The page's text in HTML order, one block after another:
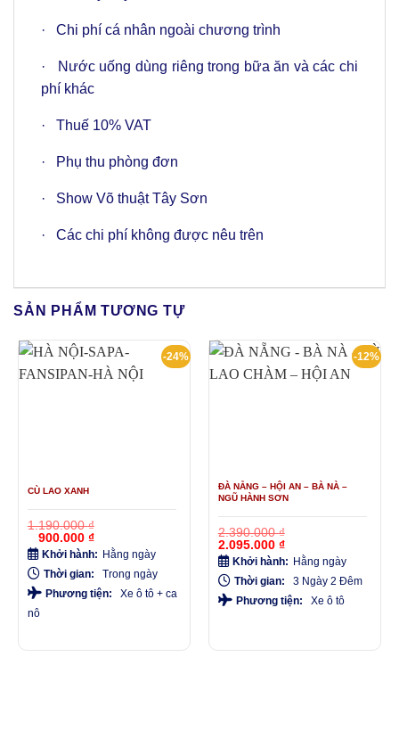
· Chi phí cá nhân ngoài chương trình
· Nước uống dùng riêng trong bữa ăn và các chi
phí khác
· Thuế 10% VAT
· Phụ thu phòng đơn
· Show Võ thuật Tây Sơn
· Các chi phí không được nêu trên
SẢN PHẨM TƯƠNG TỰ
-24%
CÙ LAO XANH
1.190.000₫
Giá
gốc
là:
1.190.000 ₫.
900.000 ₫Giá
hiện
tại
là:
900.000 ₫.
Khởi hành: Hằng ngày
Thời gian:
Trong ngày
Phương tiện:
Xe ô tô + ca
nô
-12%
ĐÀ NẴNG – HỘI AN – BÀ NÀ –
NGŨ HÀNH SƠN
2.390.000₫
Giá
gốc
là:
2.390.000 ₫.
2.095.000 ₫Giá
hiện
tại
là:
2.095.000 ₫.
Khởi hành: Hằng ngày
Thời gian:
3 Ngày 2 Đêm
Phương tiện:
Xe ô tô